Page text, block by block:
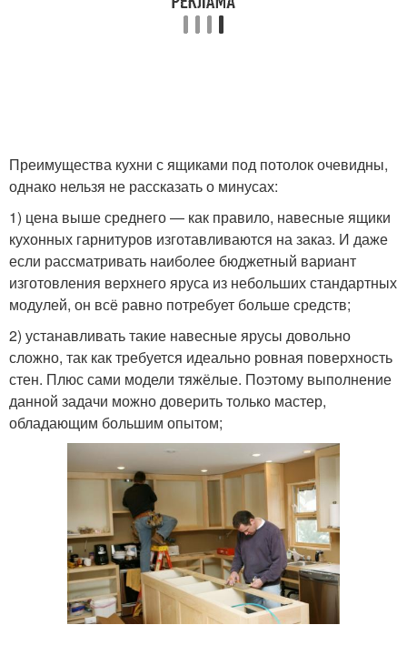
Преимущества кухни с ящиками под потолок очевидны,
однако нельзя не рассказать о минусах:
1) цена выше среднего — как правило, навесные ящики
кухонных гарнитуров изготавливаются на заказ. И даже
если рассматривать наиболее бюджетный вариант
изготовления верхнего яруса из небольших стандартных
модулей, он всё равно потребует больше средств;
2) устанавливать такие навесные ярусы довольно
сложно, так как требуется идеально ровная поверхность
стен. Плюс сами модели тяжёлые. Поэтому выполнение
данной задачи можно доверить только мастер,
обладающим большим опытом;